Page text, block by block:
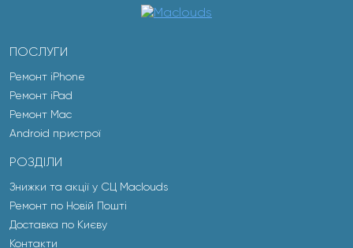
ПОСЛУГИ
Ремонт iPhone
Ремонт iPad
Ремонт Mac
Android пристрої
РОЗДІЛИ
Знижки та акції у СЦ Maclouds
Ремонт по Новій Пошті
Доставка по Києву
Контакти